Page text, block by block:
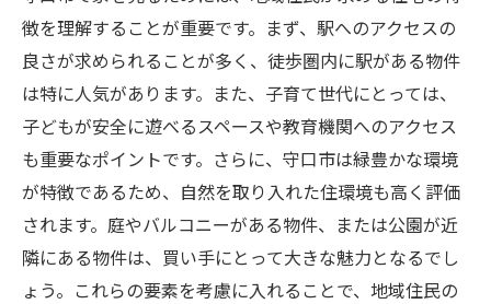
徴を理解することが重要です。まず、駅へのアクセスの
良さが求められることが多く、徒歩圏内に駅がある物件
は特に人気があります。また、子育て世代にとっては、
子どもが安全に遊べるスペースや教育機関へのアクセス
も重要なポイントです。さらに、守口市は緑豊かな環境
が特徴であるため、自然を取り入れた住環境も高く評価
されます。庭やバルコニーがある物件、または公園が近
隣にある物件は、買い手にとって大きな魅力となるでし
ょう。これらの要素を考慮に入れることで、地域住民の